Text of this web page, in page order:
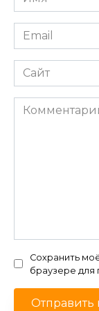
*
Email
*
Сайт
Комментарий
Сохранить
браузере для